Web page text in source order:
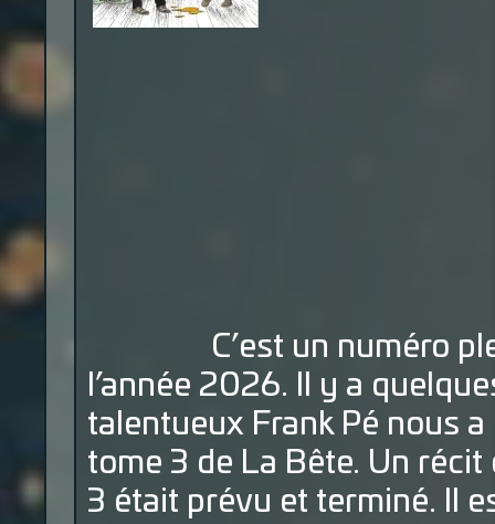
C’est un numéro plein
l’année 2026. Il y a
talentueux Frank Pé nous
tome 3 de La Bête. Un
3 était prévu et terminé. Il